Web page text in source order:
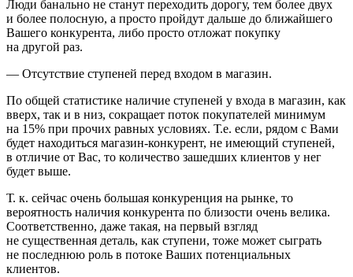
Люди банально не станут переходить дорогу, тем более двух
и более полосную, а просто пройдут дальше до ближайшего
Вашего конкурента, либо просто отложат покупку
на другой раз.
— Отсутствие ступеней перед входом в магазин.
По общей статистике наличие ступеней у входа в магазин, как
вверх, так и в низ, сокращает поток покупателей минимум
на 15% при прочих равных условиях. Т.е. если, рядом с Вами
будет находиться магазин-конкурент, не имеющий ступеней,
в отличие от Вас, то количество зашедших клиентов у нег
будет выше.
Т. к. сейчас очень большая конкуренция на рынке, то
вероятность наличия конкурента по близости очень велика.
Соответственно, даже такая, на первый взгляд
не существенная деталь, как ступени, тоже может сыграть
не последнюю роль в потоке Ваших потенциальных
клиентов.